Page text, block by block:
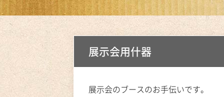
展示会用什器
展示会のブースのお手伝いです。